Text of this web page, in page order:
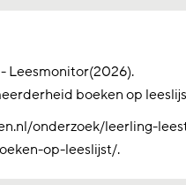
Leesmonitor(2026).
boeken op
onderzoek/leerling-
op-leeslijst/.